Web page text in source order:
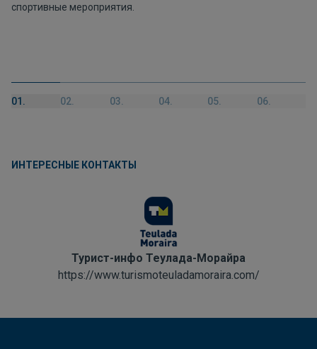
спортивные мероприятия.
01. 02. 03. 04. 05. 06.
ИНТЕРЕСНЫЕ КОНТАКТЫ
Турист-инфо Теулада-Морайра
https://www.turismoteuladamoraira.com/